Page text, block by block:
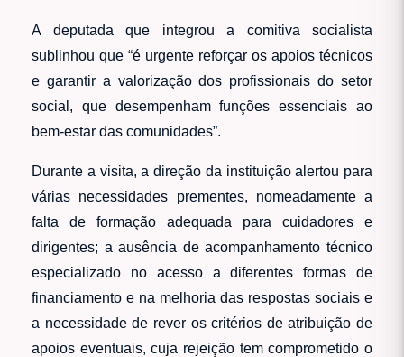
A deputada que integrou a comitiva socialista
sublinhou que “é urgente reforçar os apoios técnicos
e garantir a valorização dos profissionais do setor
social, que desempenham funções essenciais ao
bem-estar das comunidades”.
Durante a visita, a direção da instituição alertou para
várias necessidades prementes, nomeadamente a
falta de formação adequada para cuidadores e
dirigentes; a ausência de acompanhamento técnico
especializado no acesso a diferentes formas de
financiamento e na melhoria das respostas sociais e
a necessidade de rever os critérios de atribuição de
apoios eventuais, cuja rejeição tem comprometido o